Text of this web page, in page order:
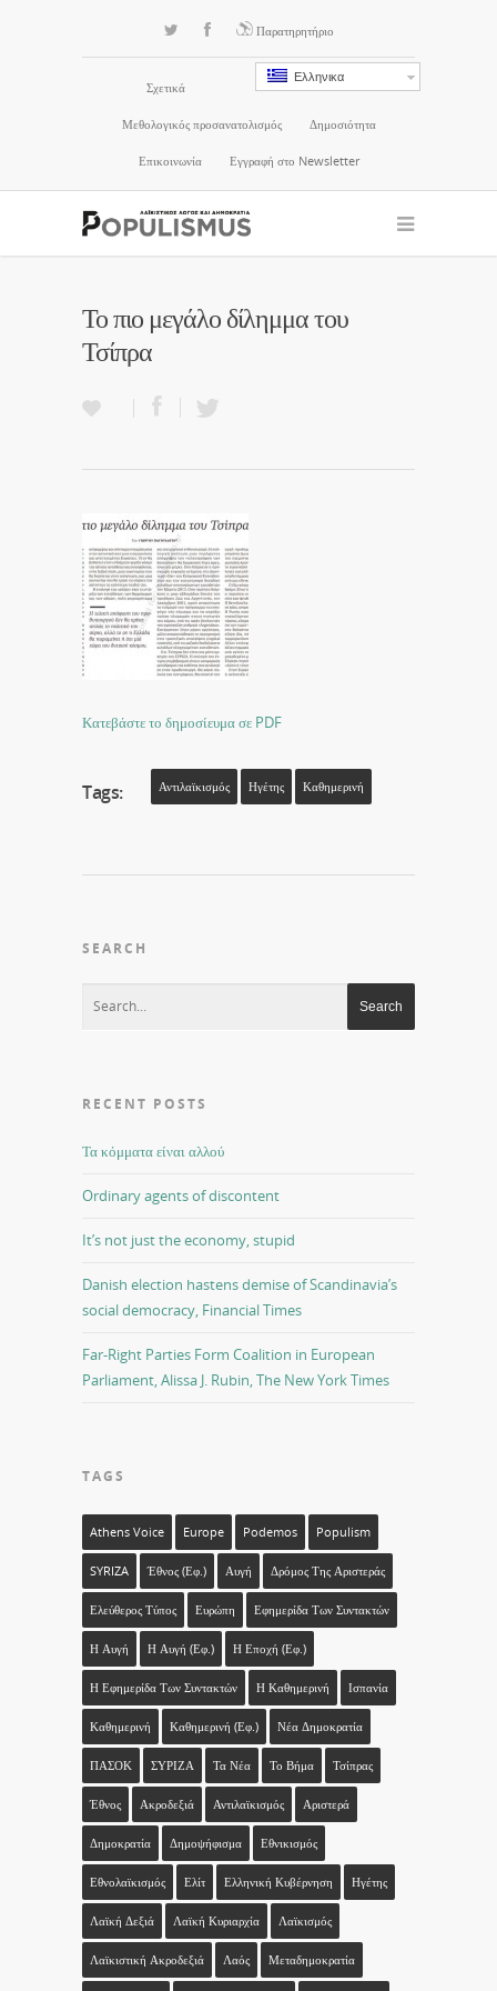
Παρατηρητήριο
Ελληνικα
Σχετικά
Μεθολογικός προσανατολισμός Δημοσιότητα
Επικοινωνία Εγγραφή στο Newsletter
Το πιο μεγάλο δίλημμα του
Τσίπρα
Κατεβάστε το δημοσίευμα σε PDF
Tags: Αντιλαϊκισμός Ηγέτης Καθημερινή
SEARCH
RECENT POSTS
Τα κόμματα είναι αλλού
Ordinary agents of discontent
It’s not just the economy, stupid
Danish election hastens demise of Scandinavia’s
social democracy, Financial Times
Far-Right Parties Form Coalition in European
Parliament, Alissa J. Rubin, The New York Times
TAGS
Athens Voice Europe Podemos Populism
SYRIZA Έθνος (εφ.) Αυγή Δρόμος Της Αριστεράς
Ελεύθερος Τύπος Ευρώπη Εφημερίδα Των Συντακτών
Η Αυγή Η Αυγή (εφ.) Η Εποχή (εφ.)
Η Εφημερίδα Των Συντακτών Η Καθημερινή Ισπανία
Καθημερινή Καθημερινή (εφ.) Νέα Δημοκρατία
ΠΑΣΟΚ ΣΥΡΙΖΑ Τα Νέα Το Βήμα Τσίπρας
Έθνος Ακροδεξιά Αντιλαϊκισμός Αριστερά
Δημοκρατία Δημοψήφισμα Εθνικισμός
Εθνολαϊκισμός Ελίτ Ελληνική Κυβέρνηση Ηγέτης
Λαϊκή Δεξιά Λαϊκή Κυριαρχία Λαϊκισμός
Λαϊκιστική Ακροδεξιά Λαός Μεταδημοκρατία